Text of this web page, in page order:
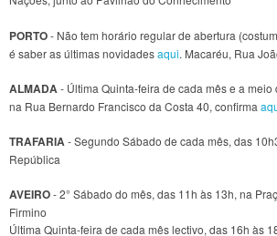
PORTO- Não tem horário regular de abertura
é saber as últimas novidadesaqui. Macaréu, Rua
ALMADA- Última Quinta-feira de cada mês e a meio
na Rua Bernardo Francisco da Costa 40, confirma
TRAFARIA- Segundo Sábado de cada mês, das
República
AVEIRO- 2° Sábado do mês, das 11h às 13h, na
Firmino
Última Quinta-feira de cada mês lectivo, das 16h às